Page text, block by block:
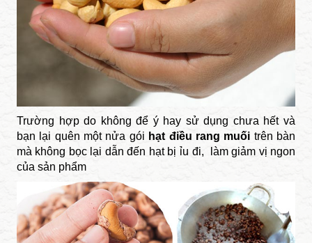
Trường hợp do không để ý hay sử dụng chưa hết và
bạn lại quên một nửa gói hạt​ điều rang muối trên bàn
mà không bọc lại dẫn đến hạt bị ỉu đi, làm giảm vị ngon
của sản phẩm